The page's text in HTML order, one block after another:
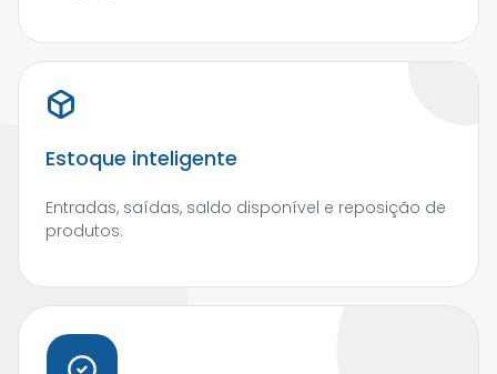
Estoque inteligente
Entradas, saídas, saldo disponível e reposição de
produtos.